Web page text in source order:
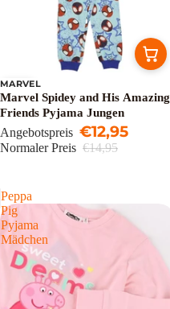
Sale
MARVEL
Marvel Spidey and His Amazing
Friends Pyjama Jungen
Angebotspreis €12,95
Normaler Preis €14,95
Peppa
Pig
Pyjama
Mädchen